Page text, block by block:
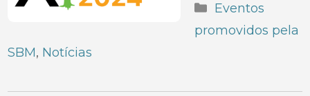
Categorias
Eventos
promovidos pela
SBM, Notícias